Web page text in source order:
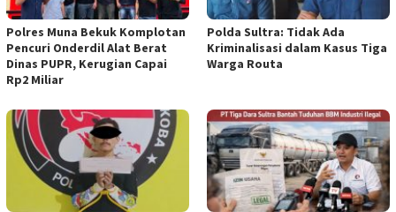
Polres Muna Bekuk Komplotan
Pencuri Onderdil Alat Berat
Dinas PUPR, Kerugian Capai
Rp2 Miliar
Polda Sultra: Tidak Ada
Kriminalisasi dalam Kasus Tiga
Warga Routa